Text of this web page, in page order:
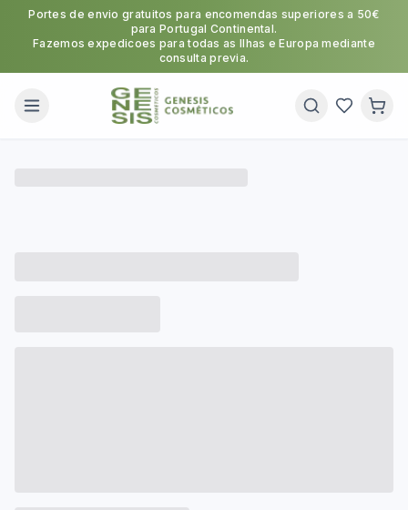
Portes de envio gratuitos para encomendas superiores a 50€
para Portugal Continental.
Fazemos expedicoes para todas as Ilhas e Europa mediante
consulta previa.